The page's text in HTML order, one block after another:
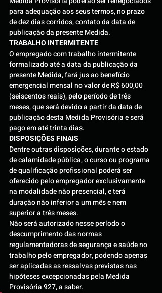
para adequação aos seus termos, no prazo
de dez dias corridos, contato da data de
publicação da presente Medida.
TRABALHO INTERMITENTE
O empregado com trabalho intermitente
formalizado até a data da publicação da
presente Medida, fará jus ao benefício
emergencial mensal no valor de R$ 600,00
(seiscentos reais), pelo período de três
meses, que será devido a partir da data de
publicação desta Medida Provisória e será
pago em até trinta dias.
DISPOSIÇÕES FINAIS
Dentre outras disposições, durante o estado
de calamidade pública, o curso ou programa
de qualificação profissional poderá ser
oferecido pelo empregador exclusivamente
na modalidade não presencial, e terá
duração não inferior a um mês e nem
superior a três meses.
Não será autorizado nesse período o
descumprimento das normas
regulamentadoras de segurança e saúde no
trabalho pelo empregador, podendo apenas
ser aplicadas as ressalvas previstas nas
hipóteses excepcionadas pela Medida
Provisória 927, a saber.